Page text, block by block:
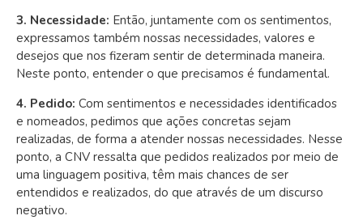
3. Necessidade: Então, juntamente com os sentimentos,
expressamos também nossas necessidades, valores e
desejos que nos fizeram sentir de determinada maneira.
Neste ponto, entender o que precisamos é fundamental.
4. Pedido: Com sentimentos e necessidades identificados
e nomeados, pedimos que ações concretas sejam
realizadas, de forma a atender nossas necessidades. Nesse
ponto, a CNV ressalta que pedidos realizados por meio de
uma linguagem positiva, têm mais chances de ser
entendidos e realizados, do que através de um discurso
negativo.